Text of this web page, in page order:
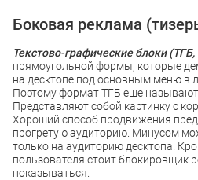
Боковая реклама
Текстово-графические блоки
прямоугольной формы, которые
на десктопе под основным меню в
Поэтому формат ТГБ еще
Представляют собой картинку с
Хороший способ продвижения
прогретую аудиторию. Минусом
только на аудиторию десктопа.
пользователя стоит блокировщик
показываться.